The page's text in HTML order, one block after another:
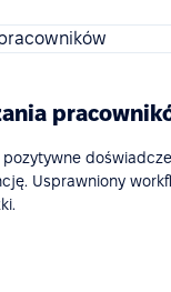
Usprawniony